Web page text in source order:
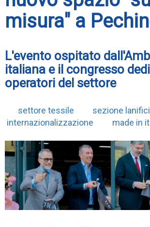
misura" a
L'evento ospitato
italiana e il congresso
operatori del settore
settore tessile
sezione lanifici
internazionalizzazione
made in